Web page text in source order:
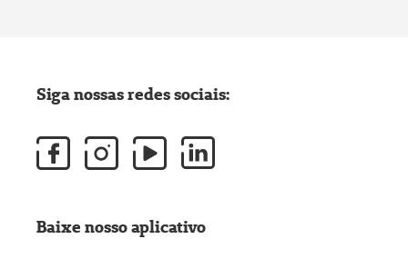
Siga nossas redes sociais:
Baixe nosso aplicativo